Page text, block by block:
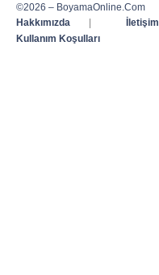
©2026 – BoyamaOnline.Com
Hakkımızda
| İletişim
Kullanım Koşulları